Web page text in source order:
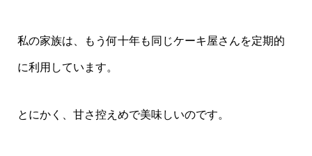
私の家族は、もう何十年も同じケーキ屋さんを定期的
に利用しています。
とにかく、甘さ控えめで美味しいのです。